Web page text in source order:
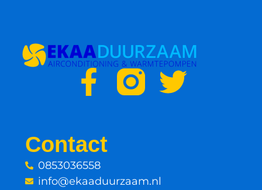
F
c
e
T
Contact
0853036558
info@ekaaduurzaam.nl